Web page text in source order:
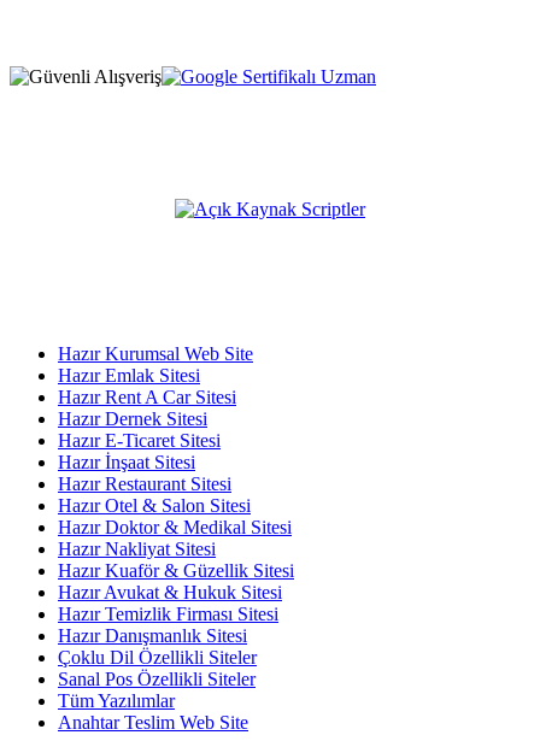
Hazır Kurumsal Web Site
Hazır Emlak Sitesi
Hazır Rent A Car Sitesi
Hazır Dernek Sitesi
Hazır E-Ticaret Sitesi
Hazır İnşaat Sitesi
Hazır Restaurant Sitesi
Hazır Otel & Salon Sitesi
Hazır Doktor & Medikal Sitesi
Hazır Nakliyat Sitesi
Hazır Kuaför & Güzellik Sitesi
Hazır Avukat & Hukuk Sitesi
Hazır Temizlik Firması Sitesi
Hazır Danışmanlık Sitesi
Çoklu Dil Özellikli Siteler
Sanal Pos Özellikli Siteler
Tüm Yazılımlar
Anahtar Teslim Web Site